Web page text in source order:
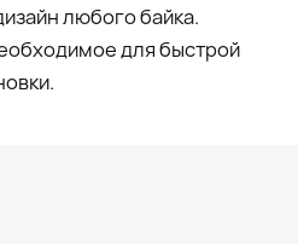
любого байка.
для быстрой